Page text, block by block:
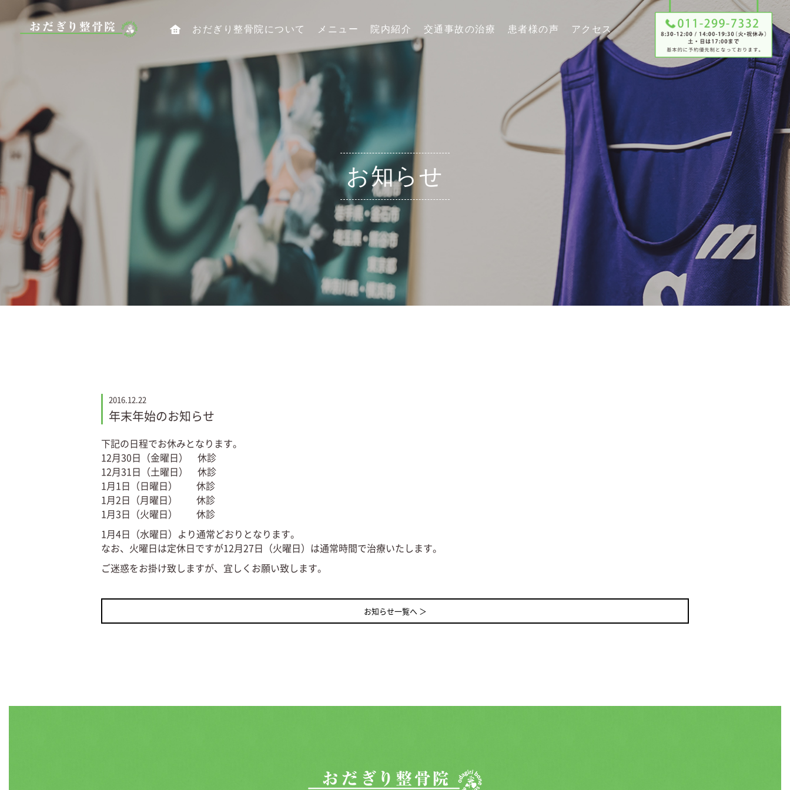
おだぎり整骨院について メニュー 院内紹介 交通事故の治療 患者様の声 アクセス
お知らせ
2016.12.22
年末年始のお知らせ
下記の日程でお休みとなります。
12月30日（金曜日） 休診
12月31日（土曜日） 休診
1月1日（日曜日） 休診
1月2日（月曜日） 休診
1月3日（火曜日） 休診
1月4日（水曜日）より通常どおりとなります。
なお、火曜日は定休日ですが12月27日（火曜日）は通常時間で治療いたします。
ご迷惑をお掛け致しますが、宜しくお願い致します。
お知らせ一覧へ ＞